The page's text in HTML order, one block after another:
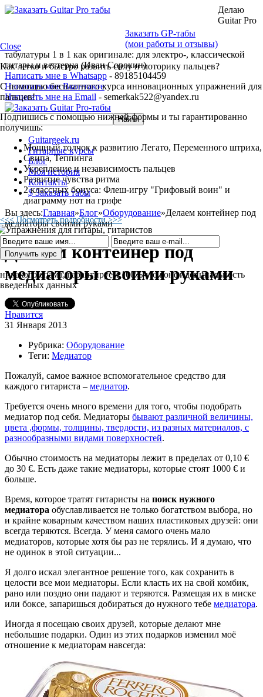
Заказать GP-табы
(мои работы и отзывы)
Делаю
Guitar Pro
табулатуры 1 в 1 как оригинале: для электро-, классической
гитары и вестерна (Иван Сорокин)
Написать мне в Whatsapp - 89185104459
Написать мне Вконтакте
Написать мне на Email - semerkak522@yandex.ru
Guitargeek.ru
Гитарные курсы
Блог
Моя история
Контакты
$ Заказать табы
Вы здесь:Главная»Блог»Оборудование»Делаем контейнер под
медиаторы своими руками
Делаем контейнер под
медиаторы своими руками
Нравится
31 Января 2013
Рубрика: Оборудование
Теги: Медиатор
Пожалуй, самое важное вспомогательное средство для
каждого гитариста – медиатор.
Требуется очень много времени для того, чтобы подобрать
медиатор под себя. Медиаторы бывают различной величины,
цвета ,формы, толщины, твердости, из разных материалов, с
разнообразными видами поверхностей.
Обычно стоимость на медиаторы лежит в пределах от 0,10 €
до 30 €. Есть даже такие медиаторы, которые стоят 1000 € и
больше.
Время, которое тратят гитаристы на поиск нужного
медиатора обуславливается не только богатством выбора, но
и крайне коварным качеством наших пластиковых друзей: они
всегда теряются. Всегда. У меня самого очень мало
медиаторов, которые хотя бы раз не терялись. И я думаю, что
не одинок в этой ситуации...
Я долго искал элегантное решение того, как сохранить в
целости все мои медиаторы. Если класть их на свой комбик,
рано или поздно они падают и теряются. Размещая их в миске
или боксе, запаришься добираться до нужного тебе медиатора.
Иногда я посещаю своих друзей, которые делают мне
небольшие подарки. Один из этих подарков изменил моё
отношение к медиаторам навсегда:
Close
Как легко и быстро развить силу и моторику пальцев?
С помощью бесплатного курса инновационных упражнений для
пальцев!
Подпишись с помощью нижней формы и ты гарантированно
получишь:
Мощный толчок к развитию Легато, Переменного штриха,
Свипа, Теппинга
Укрепление и независимость пальцев
Развитие чувства ритма
2 классных бонуса: Флеш-игру "Грифовый воин" и
диаграмму нот на грифе
<<< Посмотреть подробности >>>
никакого спама, гарантируем 100%-ую конфиденциальность
введенных данных